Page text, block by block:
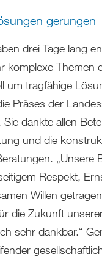
gerungen
drei Tage lang
komplexe Themen
um tragfähige
Präses der
dankte allen
und die
„Unsere
Respekt,
Willen
die Zukunft
sehr dankbar.“